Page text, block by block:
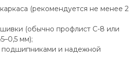
(рекомендуется не менее 2
(обычно профлист С-8 или
мм);
подшипниками и надежной